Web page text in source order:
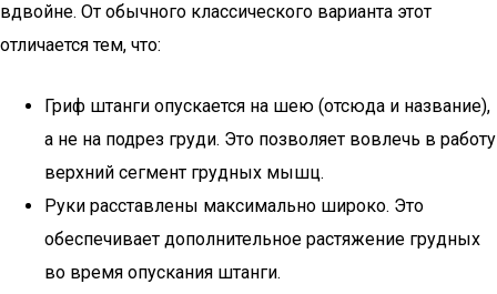
вдвойне. От обычного классического варианта этот
отличается тем, что:
Гриф штанги опускается на шею (отсюда и название),
а не на подрез груди. Это позволяет вовлечь в работу
верхний сегмент грудных мышц.
Руки расставлены максимально широко. Это
обеспечивает дополнительное растяжение грудных
во время опускания штанги.